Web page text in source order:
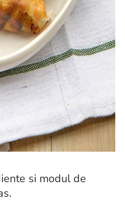
si modul de